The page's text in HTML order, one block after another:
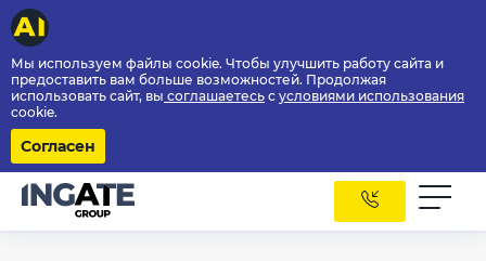
Мы используем файлы cookie. Чтобы улучшить работу сайта и
предоставить вам больше возможностей. Продолжая
использовать сайт, вы соглашаетесь с условиями использования
cookie.
Согласен